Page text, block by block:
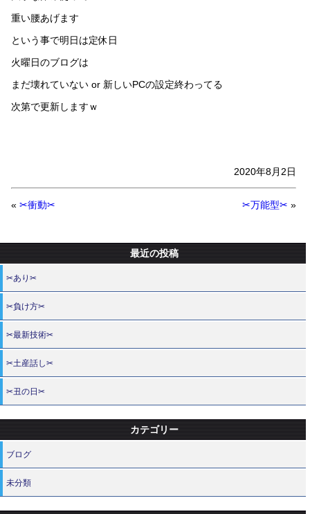
重い腰あげます
という事で明日は定休日
火曜日のブログは
まだ壊れていない or 新しいPCの設定終わってる
次第で更新しますｗ
2020年8月2日
« ✂衝動✂ ✂万能型✂ »
最近の投稿
✂あり✂
✂負け方✂
✂最新技術✂
✂土産話し✂
✂丑の日✂
カテゴリー
ブログ
未分類